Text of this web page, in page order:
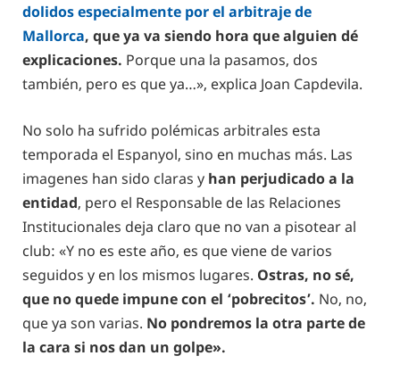
dolidos especialmente por el arbitraje de
Mallorca, que ya va siendo hora que alguien dé
explicaciones. Porque una la pasamos, dos
también, pero es que ya…», explica Joan Capdevila.
No solo ha sufrido polémicas arbitrales esta
temporada el Espanyol, sino en muchas más. Las
imagenes han sido claras y han perjudicado a la
entidad, pero el Responsable de las Relaciones
Institucionales deja claro que no van a pisotear al
club: «Y no es este año, es que viene de varios
seguidos y en los mismos lugares. Ostras, no sé,
que no quede impune con el ‘pobrecitos’. No, no,
que ya son varias. No pondremos la otra parte de
la cara si nos dan un golpe».